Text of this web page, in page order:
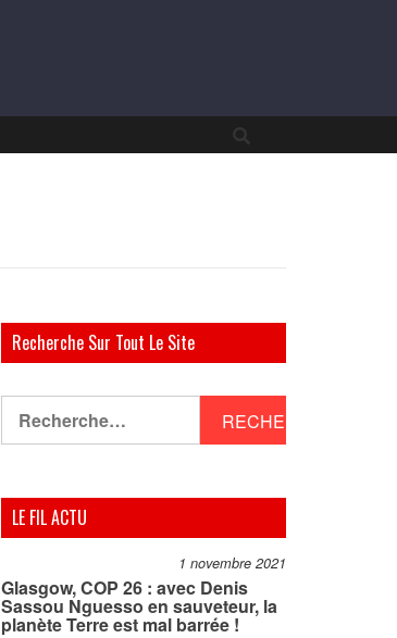
Recherche Sur Tout Le Site
LE FIL ACTU
1 novembre 2021
Glasgow, COP 26 : avec Denis
Sassou Nguesso en sauveteur, la
planète Terre est mal barrée !